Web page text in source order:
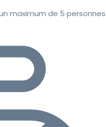
maximum de 5 personnes